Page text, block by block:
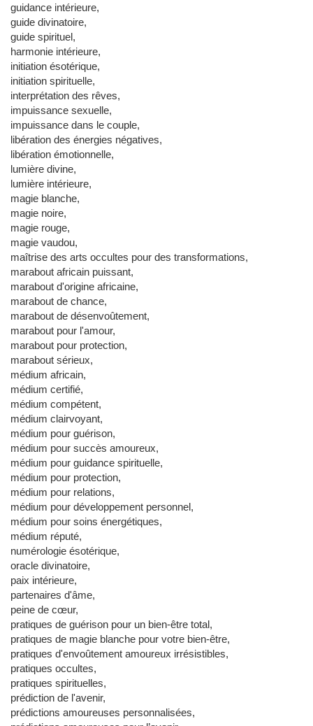
guidance intérieure,
guide divinatoire,
guide spirituel,
harmonie intérieure,
initiation ésotérique,
initiation spirituelle,
interprétation des rêves,
impuissance sexuelle,
impuissance dans le couple,
libération des énergies négatives,
libération émotionnelle,
lumière divine,
lumière intérieure,
magie blanche,
magie noire,
magie rouge,
magie vaudou,
maîtrise des arts occultes pour des transformations,
marabout africain puissant,
marabout d'origine africaine,
marabout de chance,
marabout de désenvoûtement,
marabout pour l'amour,
marabout pour protection,
marabout sérieux,
médium africain,
médium certifié,
médium compétent,
médium clairvoyant,
médium pour guérison,
médium pour succès amoureux,
médium pour guidance spirituelle,
médium pour protection,
médium pour relations,
médium pour développement personnel,
médium pour soins énergétiques,
médium réputé,
numérologie ésotérique,
oracle divinatoire,
paix intérieure,
partenaires d'âme,
peine de cœur,
pratiques de guérison pour un bien-être total,
pratiques de magie blanche pour votre bien-être,
pratiques d'envoûtement amoureux irrésistibles,
pratiques occultes,
pratiques spirituelles,
prédiction de l'avenir,
prédictions amoureuses personnalisées,